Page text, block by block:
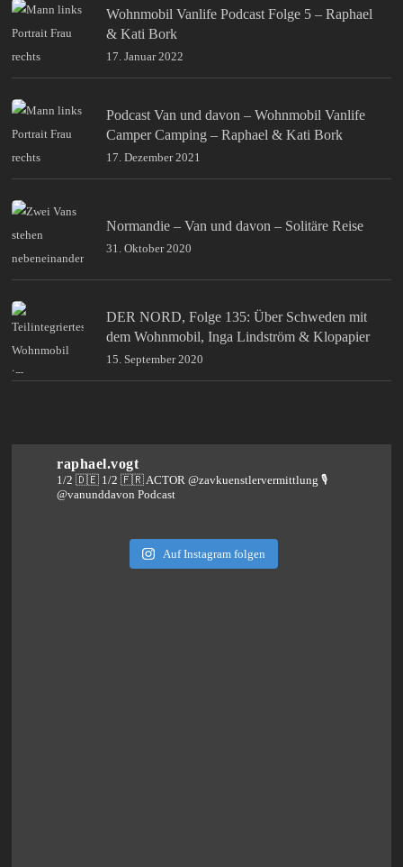
Wohnmobil Vanlife Podcast Folge 5 – Raphael
& Kati Bork
17. Januar 2022
Podcast Van und davon – Wohnmobil Vanlife
Camper Camping – Raphael & Kati Bork
17. Dezember 2021
Normandie – Van und davon – Solitäre Reise
31. Oktober 2020
DER NORD, Folge 135: Über Schweden mit
dem Wohnmobil, Inga Lindström & Klopapier
15. September 2020
raphael.vogt
1/2 🇩🇪 1/2 🇫🇷 ACTOR @zavkuenstlervermittlung🎙️
@vanunddavon Podcast
Auf Instagram folgen